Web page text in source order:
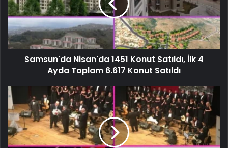
Samsun'da Nisan'da 1451 Konut Satıldı, İlk 4
Ayda Toplam 6.617 Konut Satıldı